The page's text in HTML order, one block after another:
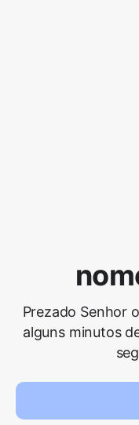
Prezado Senhor
alguns minutos